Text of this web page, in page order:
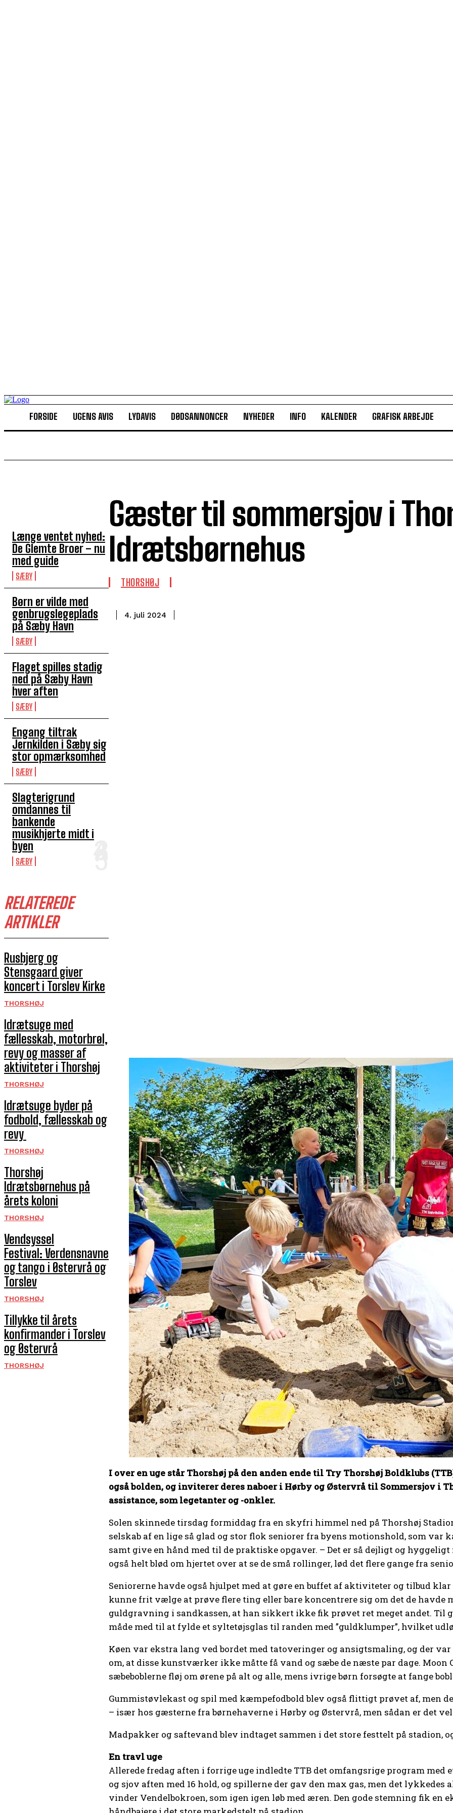
FORSIDE UGENS AVIS LYDAVIS DØDSANNONCER NYHEDER INFO KALENDER GRAFISK ARBEJDE
Længe ventet nyhed:
De Glemte Broer – nu
med guide
SÆBY
Børn er vilde med
genbrugslegeplads
på Sæby Havn
SÆBY
Flaget spilles stadig
ned på Sæby Havn
hver aften
SÆBY
Engang tiltrak
Jernkilden i Sæby sig
stor opmærksomhed
SÆBY
Slagterigrund
omdannes til
bankende
musikhjerte midt i
byen
SÆBY
RELATEREDE
ARTIKLER
Rusbjerg og
Stensgaard giver
koncert i Torslev Kirke
THORSHØJ
Idrætsuge med
fællesskab, motorbrøl,
revy og masser af
aktiviteter i Thorshøj
THORSHØJ
Idrætsuge byder på
fodbold, fællesskab og
revy
THORSHØJ
Thorshøj
Idrætsbørnehus på
årets koloni
THORSHØJ
Vendsyssel
Festival: Verdensnavne
og tango i Østervrå og
Torslev
THORSHØJ
Tillykke til årets
konfirmander i Torslev
og Østervrå
THORSHØJ
Gæster til sommersjov i
Idrætsbørnehus
THORSHØJ
4. juli 2024
I over en uge står Thorshøj på den anden ende til Try Thorshøj Boldklubs
også bolden, og inviterer deres naboer i Hørby og Østervrå til Sommersjov i
assistance, som legetanter og -onkler.
Solen skinnede tirsdag formiddag fra en skyfri himmel ned på Thorshøj
selskab af en lige så glad og stor flok seniorer fra byens motionshold, som
samt give en hånd med til de praktiske opgaver. – Det er så dejligt og
også helt blød om hjertet over at se de små rollinger, lød det flere gange fra
Seniorerne havde også hjulpet med at gøre en buffet af aktiviteter og tilbud
kunne frit vælge at prøve flere ting eller bare koncentrere sig om det de havde
guldgravning i sandkassen, at han sikkert ikke fik prøvet ret meget andet. Til
måde med til at fylde et syltetøjsglas til randen med ”guldklumper”, hvilket
Køen var ekstra lang ved bordet med tatoveringer og ansigtsmaling, og der
om, at disse kunstværker ikke måtte få vand og sæbe de næste par dage.
sæbeboblerne fløj om ørene på alt og alle, mens ivrige børn forsøgte at fange
Gummistøvlekast og spil med kæmpefodbold blev også flittigt prøvet af, men
– især hos gæsterne fra børnehaverne i Hørby og Østervrå, men sådan er det
Madpakker og saftevand blev indtaget sammen i det store festtelt på stadion,
En travl uge
Allerede fredag aften i forrige uge indledte TTB det omfangsrige program med
og sjov aften med 16 hold, og spillerne der gav den max gas, men det
vinder Vendelbokroen, som igen igen løb med æren. Den gode stemning fik en